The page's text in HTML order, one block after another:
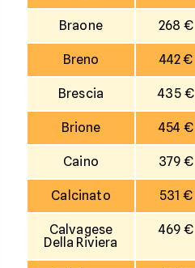
Braone 268 €
Breno 442 €
Brescia 435 €
Brione 454 €
Caino 379 €
Calcinato 531 €
Calvagese
Della Riviera
469 €